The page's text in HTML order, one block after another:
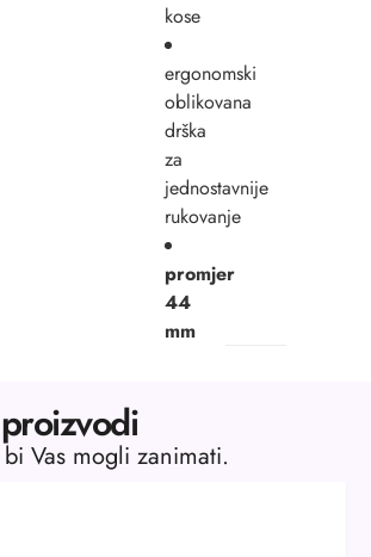
kose
ergonomski
oblikovana
drška
za
jednostavnije
rukovanje
promjer
44
mm
Vas mogli zanimati.